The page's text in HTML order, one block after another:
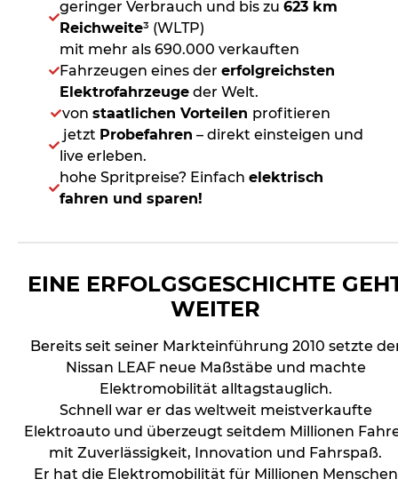
geringer Verbrauch und bis zu 623 km
Reichweite³ (WLTP)
mit mehr als 690.000 verkauften
Fahrzeugen eines der erfolgreichsten
Elektrofahrzeuge der Welt.
von staatlichen Vorteilen profitieren
jetzt Probefahren – direkt einsteigen und
live erleben.
hohe Spritpreise? Einfach elektrisch
fahren und sparen!
EINE ERFOLGSGESCHICHTE
WEITER
Bereits seit seiner Markteinführung 2010 setzte
Nissan LEAF neue Maßstäbe und machte
Elektromobilität alltagstauglich.
Schnell war er das weltweit meistverkaufte
Elektroauto und überzeugt seitdem Millionen
mit Zuverlässigkeit, Innovation und Fahrspaß.
Er hat die Elektromobilität für Millionen Menschen